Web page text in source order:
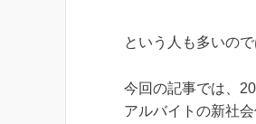
という人も多いの
今回の記事では、
アルバイトの新社